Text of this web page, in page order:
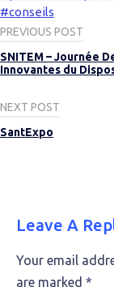
#conseils
Post
navigation
PREVIOUS POST
SNITEM – Journée
Innovantes du
NEXT POST
SantExpo
Leave A
Your email
are marked *